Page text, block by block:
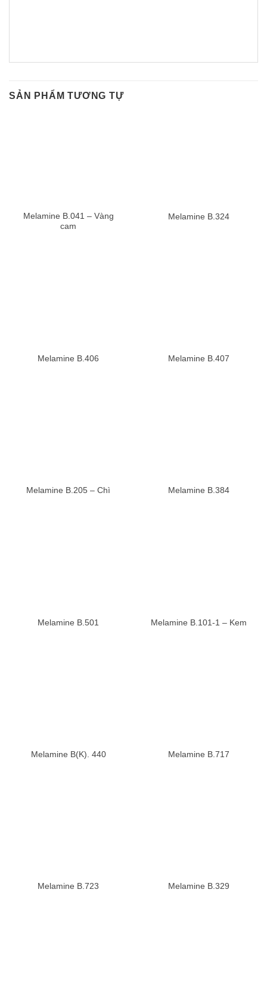
SẢN PHẨM TƯƠNG TỰ
Melamine B.041 – Vàng
cam
Melamine B.324
Melamine B.406 Melamine B.407
Melamine B.205 – Chì Melamine B.384
Melamine B.501 Melamine B.101-1 – Kem
Melamine B(K). 440 Melamine B.717
Melamine B.723 Melamine B.329